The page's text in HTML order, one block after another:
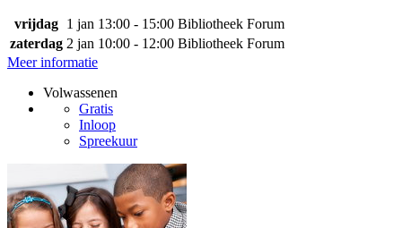
vrijdag 1 jan 13:00 - 15:00 Bibliotheek Forum
zaterdag 2 jan 10:00 - 12:00 Bibliotheek Forum
Meer informatie
Volwassenen
Gratis
Inloop
Spreekuur